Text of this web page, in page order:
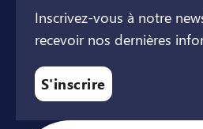
Inscrivez-vous à notre
recevoir nos dernières
S'inscrire